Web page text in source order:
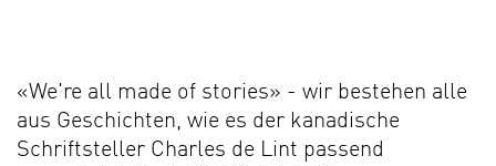
«We're all made of stories» - wir bestehen alle
aus Geschichten, wie es der kanadische
Schriftsteller Charles de Lint passend